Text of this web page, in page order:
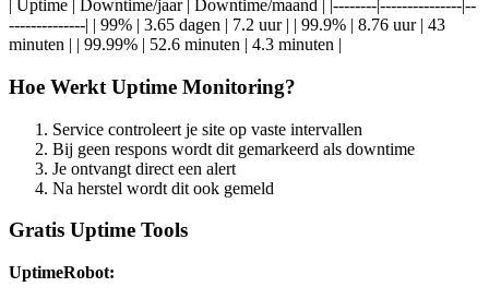
| Uptime | Downtime/jaar | Downtime/maand | |--------|---------------|--
--------------| | 99% | 3.65 dagen | 7.2 uur | | 99.9% | 8.76 uur | 43
minuten | | 99.99% | 52.6 minuten | 4.3 minuten |
Hoe Werkt Uptime Monitoring?
Service controleert je site op vaste intervallen
Bij geen respons wordt dit gemarkeerd als downtime
Je ontvangt direct een alert
Na herstel wordt dit ook gemeld
Gratis Uptime Tools
UptimeRobot: